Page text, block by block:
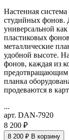
Настенная
студийных фонов.
универсальной
пластиковых
металлические
удобной высоте.
фонов, каждая из
предотвращающим
планка
продеваются в
...
арт. DAN-7920
8 200 ₽
8 200 ₽ В корзину